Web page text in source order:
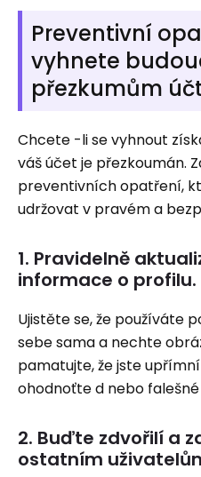
Preventivní
vyhnete
přezkumům
Chcete -li se vyhnout
váš účet je přezkoumán.
preventivních opatření,
udržovat v pravém a
1. Pravidelně
informace o profilu.
Ujistěte se, že používáte
sebe sama a nechte
pamatujte, že jste
ohodnoťte d nebo
2. Buďte zdvořilí a
ostatním